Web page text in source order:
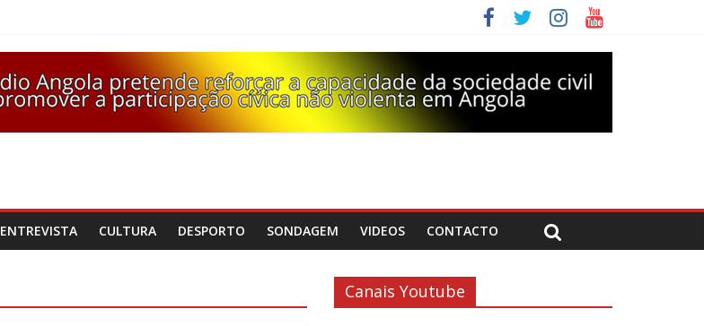
ENTREVISTA CULTURA DESPORTO SONDAGEM VIDEOS CONTACTO
Canais Youtube